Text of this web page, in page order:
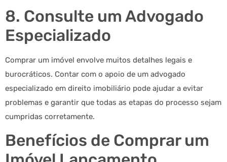
8. Consulte um Advogado
Especializado
Comprar um imóvel envolve muitos detalhes legais e
burocráticos. Contar com o apoio de um advogado
especializado em direito imobiliário pode ajudar a evitar
problemas e garantir que todas as etapas do processo sejam
cumpridas corretamente.
Benefícios de Comprar um